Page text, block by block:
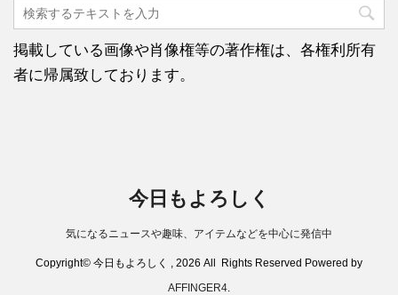
ゴ
リ
ー
掲載している画像や肖像権等の著作権は、各権利所有
者に帰属致しております。
今日もよろしく
気になるニュースや趣味、アイテムなどを中心に発信中
Copyright© 今日もよろしく , 2026 All Rights Reserved Powered by
AFFINGER4.